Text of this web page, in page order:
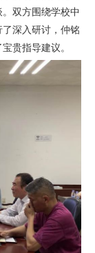
双方围绕学校中
深入研讨，仲铭
贵指导建议。